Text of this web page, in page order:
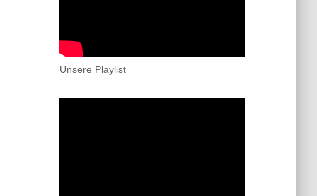
Unsere Playlist